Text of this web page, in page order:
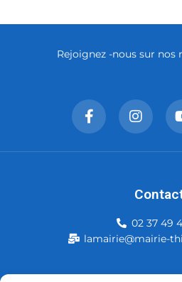
Rejoignez -nous sur nos
02 37 49
lamairie@mairie-